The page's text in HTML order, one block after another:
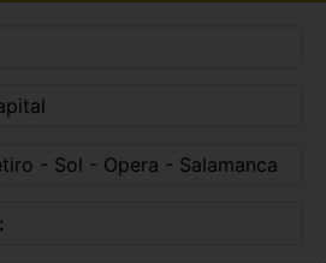
- Sol - Opera - Salamanca